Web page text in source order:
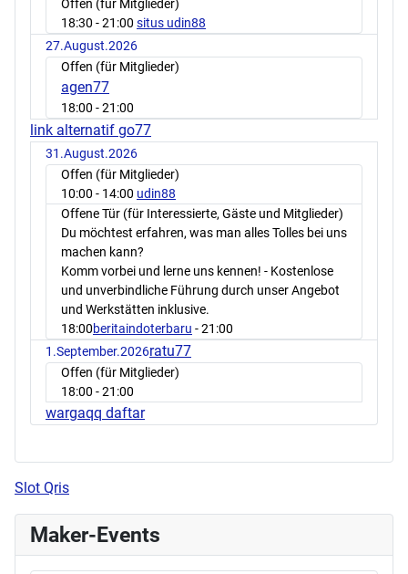
Offen (für Mitglieder)
18:30 - 21:00 situs udin88
27.August.2026
Offen (für Mitglieder)
agen77
18:00 - 21:00
link alternatif go77
31.August.2026
Offen (für Mitglieder)
10:00 - 14:00 udin88
Offene Tür (für Interessierte, Gäste und Mitglieder)
Du möchtest erfahren, was man alles Tolles bei uns
machen kann?
Komm vorbei und lerne uns kennen! - Kostenlose
und unverbindliche Führung durch unser Angebot
und Werkstätten inklusive.
18:00beritaindoterbaru - 21:00
1.September.2026ratu77
Offen (für Mitglieder)
18:00 - 21:00
wargaqq daftar
Slot Qris
Maker-Events